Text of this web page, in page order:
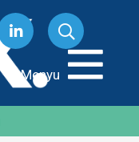
Menyu